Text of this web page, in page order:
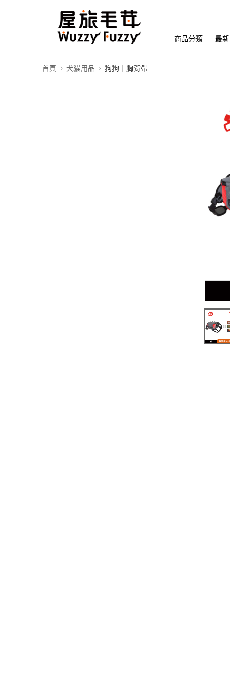
商品分類 最
首頁 犬貓用品 狗狗｜胸背帶